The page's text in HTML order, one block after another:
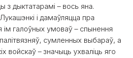
з дыктатарамі – вось яна.
і дамаўляцца пра
ім галоўных умоваў – спынення
сумленных выбараў, а
войскаў – значыць ухваліць яго